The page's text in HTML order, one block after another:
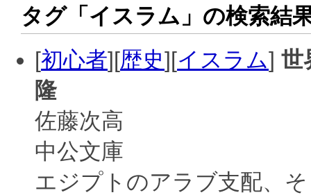
タグ「イスラム」の検索結
[初心者][歴史][イスラム] 世
隆
佐藤次高
中公文庫
エジプトのアラブ支配、